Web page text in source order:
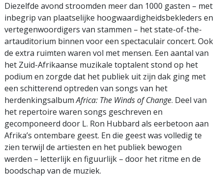
Diezelfde avond stroomden meer dan 1000 gasten – met
inbegrip van plaatselijke hoogwaardigheidsbekleders en
vertegenwoordigers van stammen – het state-of-the-
artauditorium binnen voor een spectaculair concert. Ook
de extra ruimten waren vol met mensen. Een aantal van
het Zuid-Afrikaanse muzikale toptalent stond op het
podium en zorgde dat het publiek uit zijn dak ging met
een schitterend optreden van songs van het
herdenkingsalbumAfrica: The Winds of Change. Deel van
het repertoire waren songs geschreven en
gecomponeerd door L. Ron Hubbard als eerbetoon aan
Afrika’s ontembare geest. En die geest was volledig te
zien terwijl de artiesten en het publiek bewogen
werden – letterlijk en figuurlijk – door het ritme en de
boodschap van de muziek.